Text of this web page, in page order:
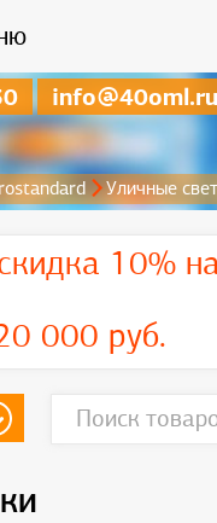
info@40oml.ru
Уличные
10%
000 руб.